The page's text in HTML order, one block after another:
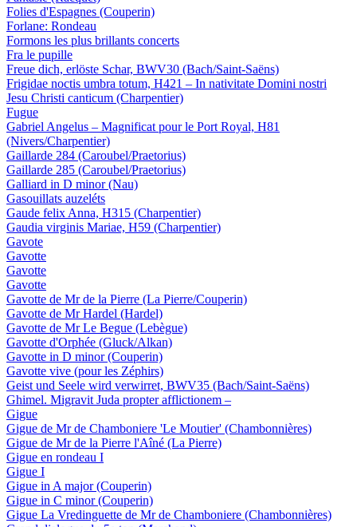
Folies d'Espagnes (Couperin)
Forlane: Rondeau
Formons les plus brillants concerts
Fra le pupille
Freue dich, erlöste Schar, BWV30 (Bach/Saint-Saëns)
Frigidae noctis umbra totum, H421 – In nativitate Domini nostri
Jesu Christi canticum (Charpentier)
Fugue
Gabriel Angelus – Magnificat pour le Port Royal, H81
(Nivers/Charpentier)
Gaillarde 284 (Caroubel/Praetorius)
Gaillarde 285 (Caroubel/Praetorius)
Galliard in D minor (Nau)
Gasouillats auzeléts
Gaude felix Anna, H315 (Charpentier)
Gaudia virginis Mariae, H59 (Charpentier)
Gavote
Gavotte
Gavotte
Gavotte
Gavotte de Mr de la Pierre (La Pierre/Couperin)
Gavotte de Mr Hardel (Hardel)
Gavotte de Mr Le Begue (Lebègue)
Gavotte d'Orphée (Gluck/Alkan)
Gavotte in D minor (Couperin)
Gavotte vive (pour les Zéphirs)
Geist und Seele wird verwirret, BWV35 (Bach/Saint-Saëns)
Ghimel. Migravit Juda propter afflictionem –
Gigue
Gigue de Mr de Chamboniere 'Le Moutier' (Chambonnières)
Gigue de Mr de la Pierre l'Aîné (La Pierre)
Gigue en rondeau I
Gigue I
Gigue in A major (Couperin)
Gigue in C minor (Couperin)
Gigue La Vredinguette de Mr de Chamboniere (Chambonnières)